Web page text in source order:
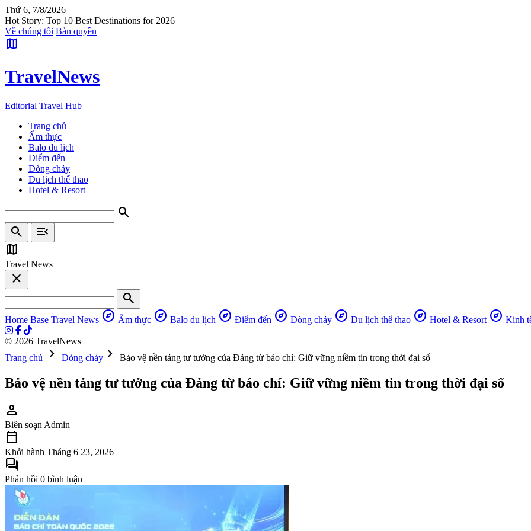
Thứ 6, 7/8/2026
Hot Story: Top 10 Best Destinations for 2026
Về chúng tôi Bản quyền
map
TravelNews
Editorial Travel Hub
Trang chủ
Ẩm thực
Balo du lịch
Điểm đến
Dòng chảy
Du lịch thể thao
Hotel & Resort
search
search
menu_open
map
Travel News
close
search
Home Base Travel News explore Ẩm thực explore Balo du lịch explore Điểm đến explore Dòng chảy explore Du lịch thể thao explore Hotel & Resort explore Kinh
© 2026 TravelNews
Trang chủ
chevron_right Dòng chảy chevron_right Bảo vệ nền tảng tư tưởng của Đảng từ báo chí: Giữ vững niềm tin trong thời đại số
Bảo vệ nền tảng tư tưởng của Đảng từ báo chí: Giữ vững niềm tin trong thời đại số
person
Biên soạn Admin
calendar_today
Khởi hành Tháng 6 23, 2026
forum
Phản hồi 0 bình luận